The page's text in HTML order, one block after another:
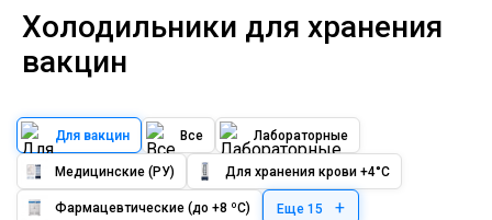
Холодильники для хранения
вакцин
Для вакцин Все Лабораторные
Медицинские (РУ) Для хранения крови +4°C
Фармацевтические (до +8 ºС) Еще 15 +